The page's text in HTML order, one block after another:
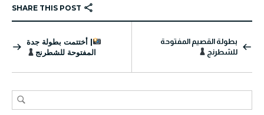
بطولة القصيم المفتوحة
للشطرنج
| أختتمت بطولة جدة
المفتوحة للشطرنج